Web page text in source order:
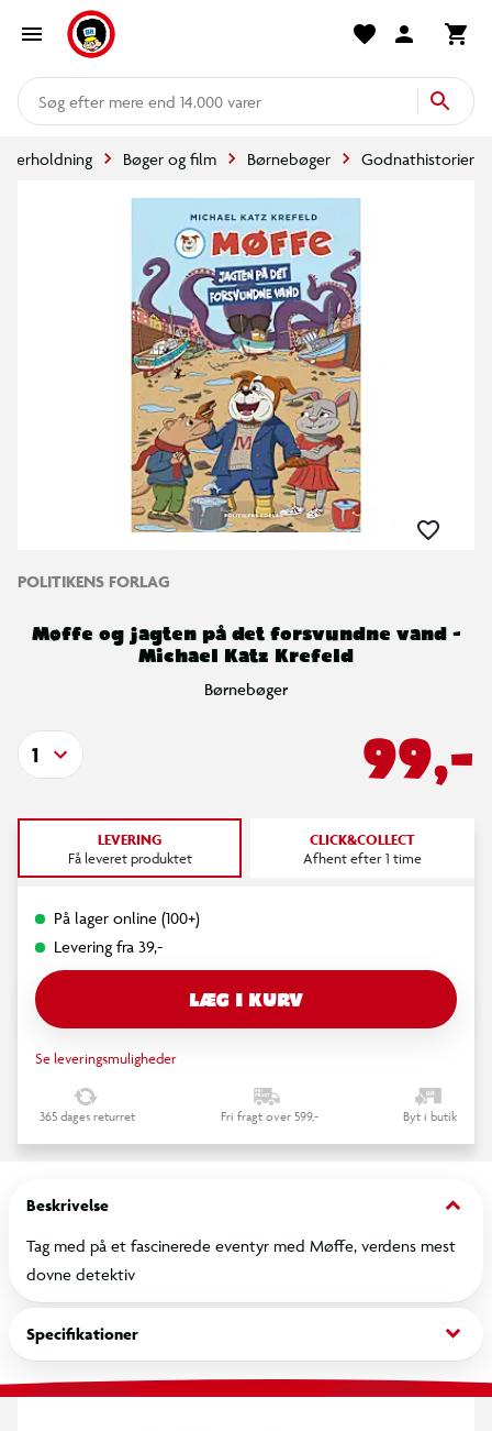
mere end 14.000 varer
Bøger og film Børnebøger Godnathistorier
POLITIKENS FORLAG
Møffe og jagten på det forsvundne vand -
Michael Katz Krefeld
Børnebøger
99,-
1
LEVERING
Få leveret produktet
CLICK&COLLECT
Afhent efter 1 time
På lager online (100+)
Levering fra 39,-
LÆG I KURV
Se leveringsmuligheder
365 dages returret Fri fragt over 599,- Byt i butik
Beskrivelse keyboard_arrow_down
Tag med på et fascinerede eventyr med Møffe, verdens mest
dovne detektiv
Specifikationer keyboard_arrow_down